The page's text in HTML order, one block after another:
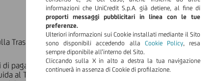
Trasparenza relativa all'offerta di prodotti e servizi di
pagamento offerti a consumatori), Informazioni generali
al Trasferimento dei servizi di Pagamento e le Guide
informazioni che UniCredit S.p.A. già detiene, al fine di
proporti messaggi pubblicitari in linea con le tue
preferenze.
Ulteriori informazioni sui Cookie installati mediante il Sito
sono disponibili accedendo alla Cookie Policy, resa
sempre diponibile all’interno del Sito.
Cliccando sulla X in alto a destra la tua navigazione
continuerà in assenza di Cookie di profilazione.